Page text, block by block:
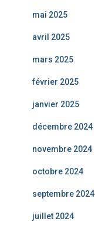
mai 2025
avril 2025
mars 2025
février 2025
janvier 2025
décembre 2024
novembre 2024
octobre 2024
septembre 2024
juillet 2024